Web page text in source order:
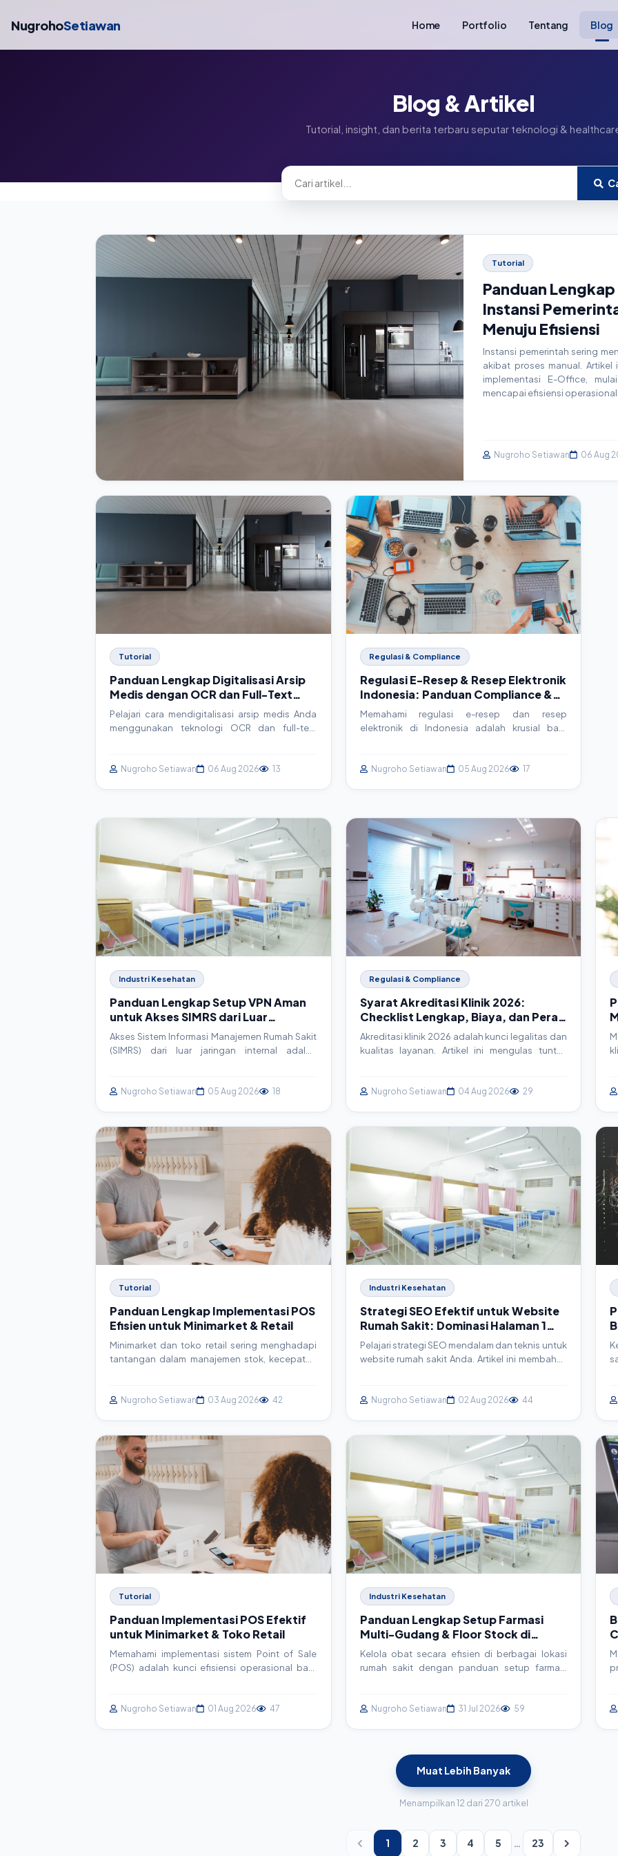
NugrohoSetiawan Home Portfolio Tentang Blog
Blog & Artikel
Tutorial, insight, dan berita terbaru seputar teknologi &
Tutorial
Panduan
Instansi
Menuju Efisiensi
Instansi pemerintah sering
akibat proses manual.
implementasi E-Office,
mencapai efisiensi
Nugroho Setiawan 06 Aug
Tutorial
Panduan Lengkap Digitalisasi Arsip
Medis dengan OCR dan Full-Text
Search untuk SIMRS
Pelajari cara mendigitalisasi arsip medis Anda
menggunakan teknologi OCR dan full-text
practice untuk meningkatkan efisiensi
Nugroho Setiawan 06 Aug 2026 13
Regulasi & Compliance
Regulasi E-Resep & Resep Elektronik
Indonesia: Panduan Compliance &
Implementasi Teknis
Memahami regulasi e-resep dan resep
elektronik di Indonesia adalah krusial bagi
strategi compliance praktis untuk sistem
Nugroho Setiawan 05 Aug 2026 17
Industri Kesehatan
Panduan Lengkap Setup VPN Aman
untuk Akses SIMRS dari Luar
Jaringan RS
Akses Sistem Informasi Manajemen Rumah Sakit
(SIMRS) dari luar jaringan internal adalah
membangun Virtual Private Network (VPN) yang
keamanan data pasien.
Nugroho Setiawan 05 Aug 2026 18
Regulasi & Compliance
Syarat Akreditasi Klinik 2026:
Checklist Lengkap, Biaya, dan Peran
Teknologi
Akreditasi klinik 2026 adalah kunci legalitas dan
kualitas layanan. Artikel ini mengulas tuntas
menjadi aset strategis dalam proses akreditasi.
Nugroho Setiawan 04 Aug 2026 29
Tutorial
Panduan Lengkap Implementasi POS
Efisien untuk Minimarket & Retail
Minimarket dan toko retail sering menghadapi
tantangan dalam manajemen stok, kecepatan
implementasi sistem Point of Sales (POS), mulai
profitabilitas.
Nugroho Setiawan 03 Aug 2026 42
Industri Kesehatan
Strategi SEO Efektif untuk Website
Rumah Sakit: Dominasi Halaman 1
Google
Pelajari strategi SEO mendalam dan teknis untuk
website rumah sakit Anda. Artikel ini membahas
agar website Anda merajai hasil pencarian
Nugroho Setiawan 02 Aug 2026 44
Tutorial
Panduan Implementasi POS Efektif
untuk Minimarket & Toko Retail
Memahami implementasi sistem Point of Sale
(POS) adalah kunci efisiensi operasional bagi
hingga eksekusi, untuk membantu Anda
Nugroho Setiawan 01 Aug 2026 47
Industri Kesehatan
Panduan Lengkap Setup Farmasi
Multi-Gudang & Floor Stock di
SIMRS Anda
Kelola obat secara efisien di berbagai lokasi
rumah sakit dengan panduan setup farmasi
best practices untuk optimalisasi rantai pasok
Nugroho Setiawan 31 Jul 2026 59
Muat Lebih Banyak
Menampilkan 12 dari 270 artikel
1 2 3 4 5 … 23